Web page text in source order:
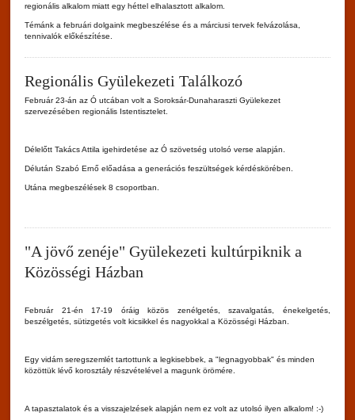
regionális alkalom miatt egy héttel elhalasztott alkalom.
Témánk a februári dolgaink megbeszélése és a márciusi tervek felvázolása,
tennivalók előkészítése.
Regionális Gyülekezeti Találkozó
Február 23-án az Ó utcában volt a Soroksár-Dunaharaszti Gyülekezet
szervezésében regionális Istentisztelet.
Délelőtt Takács Attila igehirdetése az Ó szövetség utolsó verse alapján.
Délután Szabó Ernő előadása a generációs feszültségek kérdéskörében.
Utána megbeszélések 8 csoportban.
"A jövő zenéje" Gyülekezeti kultúrpiknik a
Közösségi Házban
Február 21-én 17-19 óráig közös zenélgetés, szavalgatás, énekelgetés,
beszélgetés, sütizgetés volt kicsikkel és nagyokkal a Közösségi Házban.
Egy vidám seregszemlét tartottunk a legkisebbek, a "legnagyobbak" és minden
közöttük lévő korosztály részvételével a magunk örömére.
A tapasztalatok és a visszajelzések alapján nem ez volt az utolsó ilyen alkalom! :-)